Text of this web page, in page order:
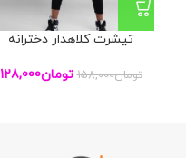
تیشرت کلاهدار دخترانه
تومان158,000 تومان128,000